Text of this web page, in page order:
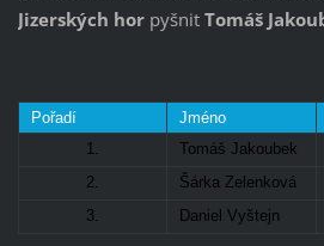
Jizerských horpyšnit Tomáš
Pořadí Jméno
1.
Tomáš Jakoubek
2.
Šárka Zelenková
3.
Daniel Vyštejn